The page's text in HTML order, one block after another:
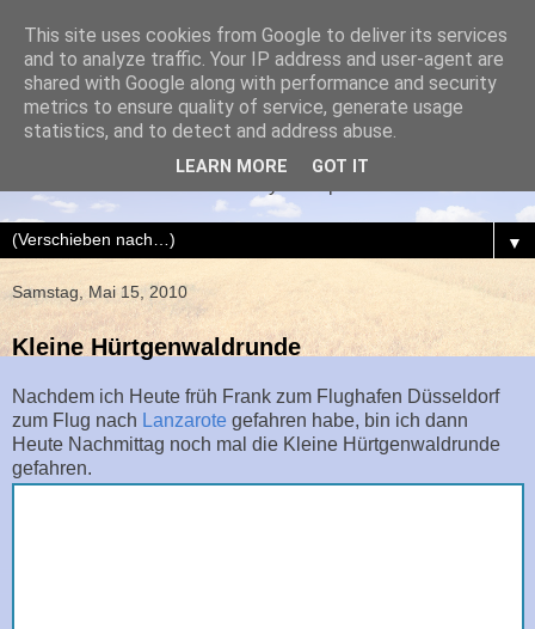
AIXrad
▼
Samstag, Mai 15, 2010
Kleine Hürtgenwaldrunde
Nachdem ich Heute früh Frank zum Flughafen Düsseldorf
zum Flug nach Lanzarote gefahren habe, bin ich dann
Heute Nachmittag noch mal die Kleine Hürtgenwaldrunde
gefahren.
This site uses cookies from Google to deliver its services
and to analyze traffic. Your IP address and user-agent are
shared with Google along with performance and security
metrics to ensure quality of service, generate usage
statistics, and to detect and address abuse.
LEARN MORE GOT IT